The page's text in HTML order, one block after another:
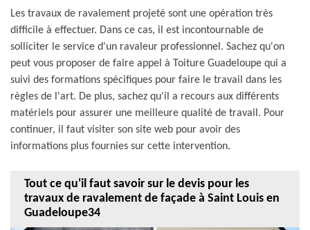
Les travaux de ravalement projeté sont une opération très
difficile à effectuer. Dans ce cas, il est incontournable de
solliciter le service d'un ravaleur professionnel. Sachez qu'on
peut vous proposer de faire appel à Toiture Guadeloupe qui a
suivi des formations spécifiques pour faire le travail dans les
règles de l'art. De plus, sachez qu'il a recours aux différents
matériels pour assurer une meilleure qualité de travail. Pour
continuer, il faut visiter son site web pour avoir des
informations plus fournies sur cette intervention.
Tout ce qu'il faut savoir sur le devis pour les
travaux de ravalement de façade à Saint Louis en
Guadeloupe34